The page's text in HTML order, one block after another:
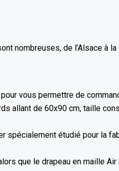
nombreuses, de l’Alsace à
vous permettre de
allant de 60x90 cm, taille
spécialement étudié pour la
que le drapeau en maille Air